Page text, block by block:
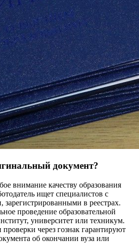
документ?
внимание качеству образования
ищет специалистов с
в реестрах.
проведение образовательной
университет или техникум.
через гознак гарантируют
об окончании вуза или